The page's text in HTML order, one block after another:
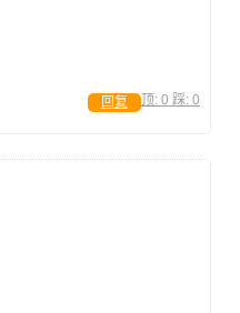
顶: 0 踩: 0
回复